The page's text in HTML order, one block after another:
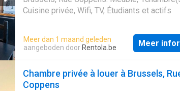
Cuisine privée, Wifi, TV, Étudiants et actifs
Meer dan 1 maand geleden
aangeboden door Rentola.be Meer
Chambre privée à louer à Brussels,
Coppens